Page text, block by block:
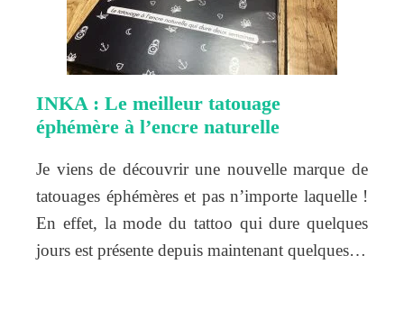
INKA : Le meilleur tatouage
éphémère à l’encre naturelle
Je viens de découvrir une nouvelle marque de
tatouages éphémères et pas n’importe laquelle !
En effet, la mode du tattoo qui dure quelques
jours est présente depuis maintenant quelques…